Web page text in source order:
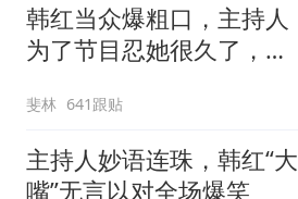
韩红当众爆粗口，主持人
为了节目忍她很久了，高
斐林 641跟贴
主持人妙语连珠，韩红“大
嘴”无言以对全场爆笑